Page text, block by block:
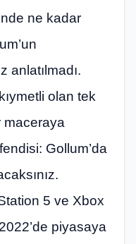
ne kadar
anlatılmadı.
olan tek
maceraya
Gollum’da
5 ve Xbox
piyasaya